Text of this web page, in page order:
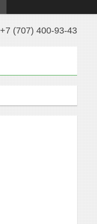
+7 (707) 400-93-43